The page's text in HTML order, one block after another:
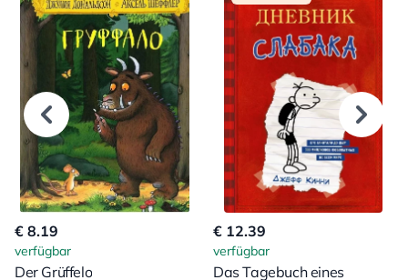
€ 8.19
verfügbar
Der Grüffelo
€ 12.39
verfügbar
Das Tagebuch eines